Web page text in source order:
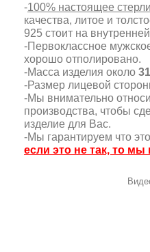
-100% настоящее
качества, литое и
925 стоит на
-Первоклассное
хорошо отполировано.
-Масса изделия около
-Размер лицевой
-Мы внимательно
производства, чтобы
изделие для Вас.
-Мы гарантируем что
если это не так, то